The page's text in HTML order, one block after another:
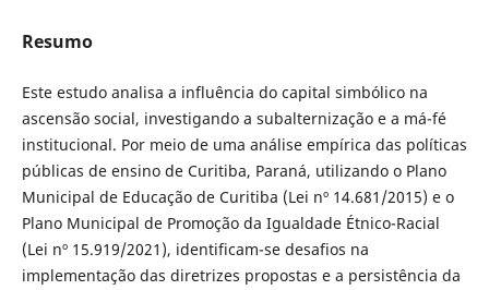
Resumo
Este estudo analisa a influência do capital simbólico na
ascensão social, investigando a subalternização e a má-fé
institucional. Por meio de uma análise empírica das políticas
públicas de ensino de Curitiba, Paraná, utilizando o Plano
Municipal de Educação de Curitiba (Lei nº 14.681/2015) e o
Plano Municipal de Promoção da Igualdade Étnico-Racial
(Lei nº 15.919/2021), identificam-se desafios na
implementação das diretrizes propostas e a persistência da